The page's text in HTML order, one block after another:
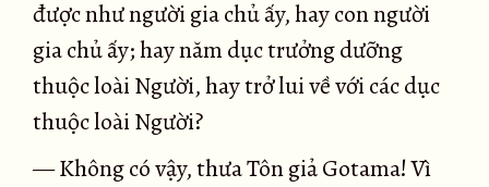
được như người gia chủ ấy, hay con người
gia chủ ấy; hay năm dục trưởng dưỡng
thuộc loài Người, hay trở lui về với các dục
thuộc loài Người?
— Không có vậy, thưa Tôn giả Gotama! Vì